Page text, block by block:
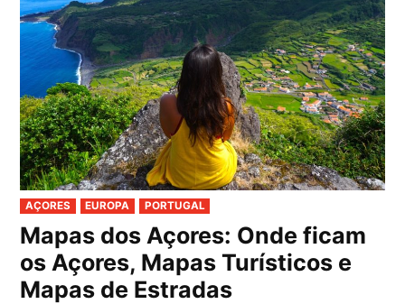
PUBLICADO
EM
AÇORES EUROPA PORTUGAL
Mapas dos Açores: Onde ficam
os Açores, Mapas Turísticos e
Mapas de Estradas